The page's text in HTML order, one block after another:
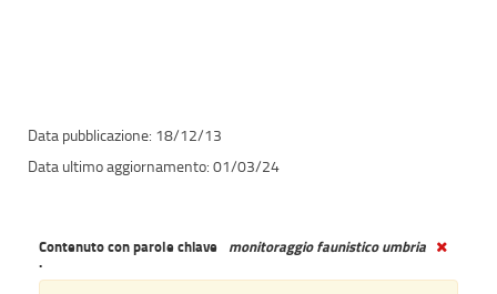
18/12/13
01/03/24
Contenuto con parole chiave
monitoraggio faunistico umbria
.